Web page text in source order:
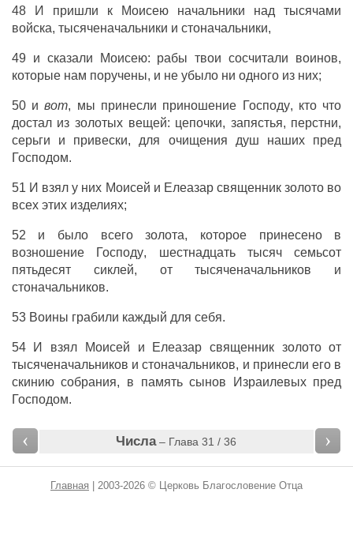
48 И пришли к Моисею начальники надтысячами
войска, тысяченачальники и стоначальники,
49 и сказали Моисею: рабы твоисосчитали воинов,
которые нам поручены, и не убылони одногоиз них;
50 ивот, мы принесли приношение Господу, кточто
достализ золотых вещей: цепочки, запястья, перстни,
серьги и привески, для очищения душ наших пред
Господом.
51 И взял у них Моисей и Елеазар священник золото во
всехэтих изделиях;
52 и было всегозолота, которое принесенов
возношение
Господу, шестнадцать тысяч
семьсот
пятьдесят
сиклей, оттысяченачальников и
стоначальников.
53 Воины грабили каждый для себя.
54 И взял Моисей и Елеазар священник золотоот
тысяченачальников истоначальников, и принесли его в
скинию собрания, в память сынов Израилевых пред
Господом.
‹ Числа– Глава 31 / 36 ›
Главная | 2003-2026 © Церковь Благословение Отца